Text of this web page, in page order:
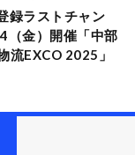
録ラストチャン
（金）開催「中部
流EXCO 2025」